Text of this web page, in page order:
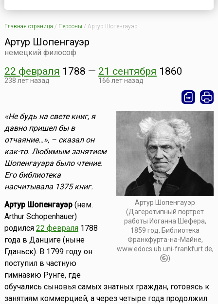
Главная страница / Персоны / Артур Шопенгауэр
Артур Шопенгауэр
немецкий философ
22 февраля 1788
238 лет назад
— 21 сентября 1860
166 лет назад
Артур Шопенгауэр
(Дагеротипный портрет
работы Иоганна Шефера,
1859 год, Библиотека
Франкфурта-на-Майне,
www.edocs.ub.uni-frankfurt.de,
)
«Не будь на свете книг, я
давно пришел бы в
отчаяние…», – сказал он
как-то. Любимым занятием
Шопенгауэра было чтение.
Его библиотека
насчитывала 1375 книг.
Артур Шопенгауэр(нем.
Arthur Schopenhauer)
родился 22 февраля1788
года в Данциге (ныне
Гданьск). В 1799 году он
поступил в частную
гимназию Рунге, где
обучались сыновья самых знатных граждан, готовясь к
занятиям коммерцией, а через четыре года продолжил